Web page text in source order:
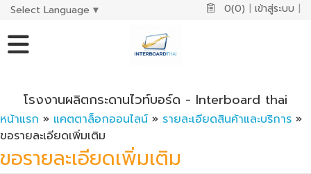
Select Language ▼ 0(0) | เข้าสู่ระบบ |
โรงงานผลิตกระดานไวท์บอร์ด - Interboard thai
หน้าแรก » แคตตาล็อกออนไลน์ » รายละเอียดสินค้าและบริการ »
ขอรายละเอียดเพิ่มเติม
ขอรายละเอียดเพิ่มเติม